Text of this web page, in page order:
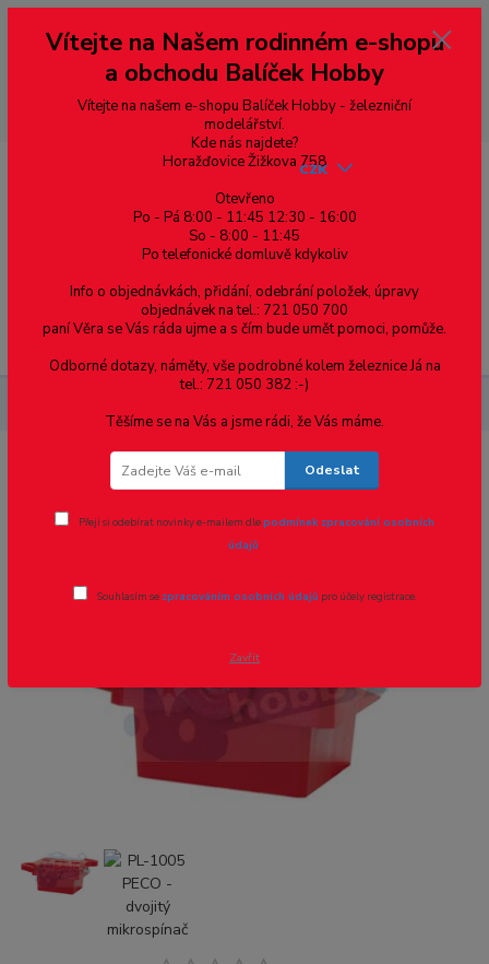
--- pro zákazníky ze Slovenska a jiných zemí, pokud chcete platit v eurech
přepněte si e-shop na euro 💶 pro přepočet měny - pravý horní roh ---
dobírky – pokud si z nějakého důvodu zásilku nevyzvednete, bude po
domluvě zaslána znovu s opětovnou platbou za poštovné, v opačném
případě bude zrušena a účet přidán na blacklist a rušeny následující
objednávky.
Menu
CZK
PL-1005 PECO - dvojitý mikrospínač
Novinka
Vítejte na Našem rodinném e-shopu
a obchodu Balíček Hobby
Vítejte na našem e-shopu Balíček Hobby - železniční
modelářství.
Kde nás najdete?
Horažďovice Žižkova 758
Otevřeno
Po - Pá 8:00 - 11:45 12:30 - 16:00
So - 8:00 - 11:45
Po telefonické domluvě kdykoliv
Info o objednávkách, přidání, odebrání položek, úpravy
objednávek na tel.: 721 050 700
paní Věra se Vás ráda ujme a s čím bude umět pomoci, pomůže.
Odborné dotazy, náměty, vše podrobné kolem železnice Já na
tel.: 721 050 382 :-)
Těšíme se na Vás a jsme rádi, že Vás máme.
Odeslat
Přeji si odebírat novinky e-mailem dlepodmínek zpracování osobních
údajů.
Souhlasím se zpracováním osobních údajů pro účely registrace.
Zavřít